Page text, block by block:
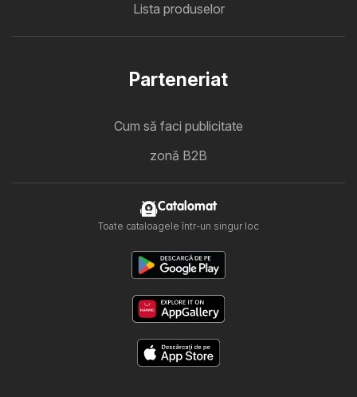
Lista produselor
Parteneriat
Cum să faci publicitate
zonă B2B
Catalomat
Toate cataloagele într-un singur loc